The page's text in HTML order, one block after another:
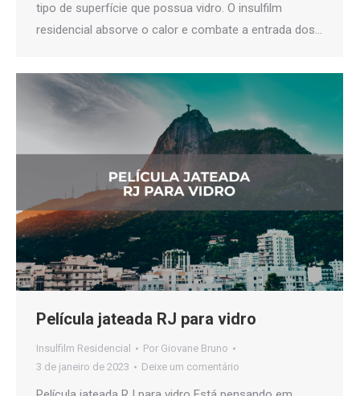
tipo de superfície que possua vidro. O insulfilm
residencial absorve o calor e combate a entrada dos…
Película jateada RJ para vidro
Insulfilm Residencial Por Giovane Bruno
3 de janeiro de 2023
Deixe um comentário